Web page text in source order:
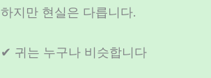
하지만 현실은 다릅니다.
✔ 귀는 누구나 비슷합니다